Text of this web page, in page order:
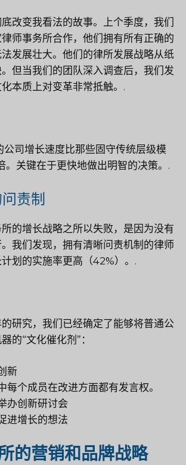
改变我看法的故事。上个季度，我们
师事务所合作，他们拥有所有正确的
发展壮大。他们的律所发展战略从纸
但当我们的团队深入调查后，我们发
本质上对变革非常抵触。.
公司增长速度比那些固守传统层级模
。关键在于更快地做出明智的决策。.
责制
的增长战略之所以失败，是因为没有
我们发现，拥有清晰问责机制的律师
划的实施率更高（42%）。.
研究，我们已经确定了能够将普通公
的“文化催化剂”：
新
每个成员在改进方面都有发言权。
办创新研讨会
进增长的想法
的营销和品牌战略